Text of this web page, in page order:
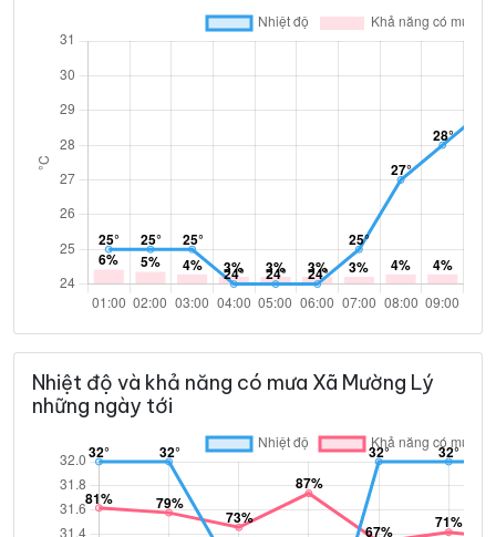
Nhiệt độ và khả năng có mưa Xã Mường Lý
những ngày tới